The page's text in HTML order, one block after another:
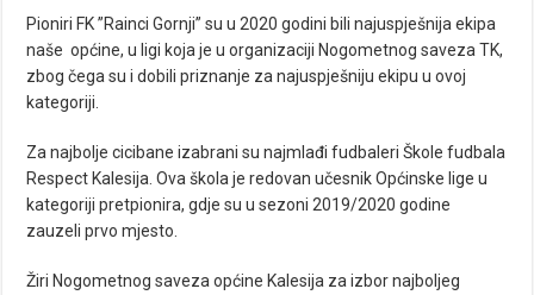
Pioniri FK ”Rainci Gornji” su u 2020 godini bili najuspješnija ekipa
naše općine, u ligi koja je u organizaciji Nogometnog saveza TK,
zbog čega su i dobili priznanje za najuspješniju ekipu u ovoj
kategoriji.
Za najbolje cicibane izabrani su najmlađi fudbaleri Škole fudbala
Respect Kalesija. Ova škola je redovan učesnik Općinske lige u
kategoriji pretpionira, gdje su u sezoni 2019/2020 godine
zauzeli prvo mjesto.
Žiri Nogometnog saveza općine Kalesija za izbor najboljeg